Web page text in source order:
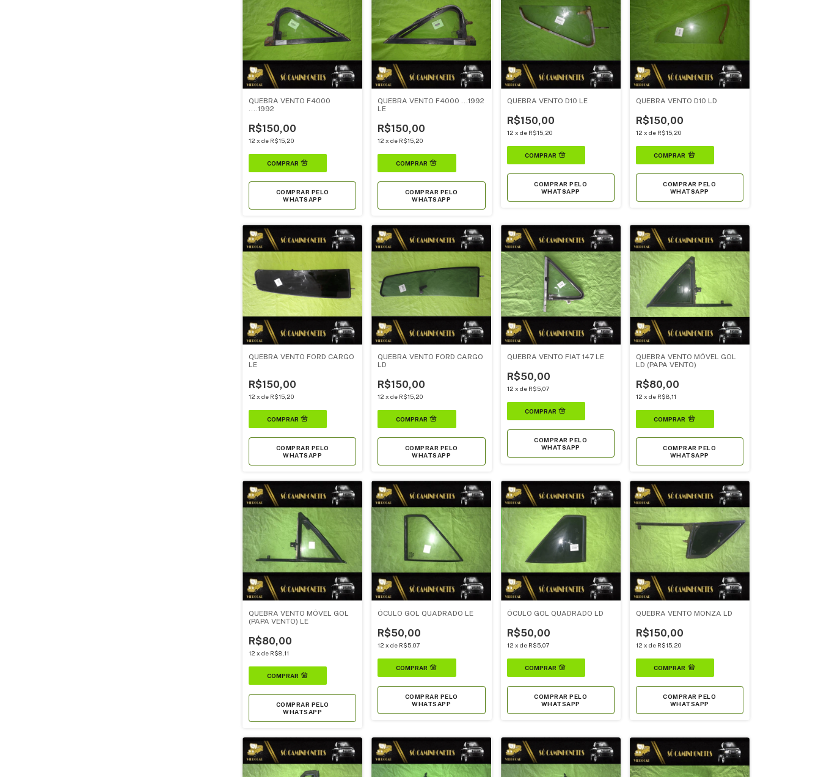
QUEBRA VENTO F4000
....1992
R$150,00
12 x de R$15,20
COMPRAR PELO
WHATSAPP
QUEBRA VENTO F4000 ...1992
LE
R$150,00
12 xde R$15,20
COMPRAR PELO
WHATSAPP
QUEBRA VENTO D10 LE
R$150,00
12 x de R$15,20
COMPRAR PELO
WHATSAPP
QUEBRA VENTO D10 LD
R$150,00
12 x de R$15,20
COMPRAR PELO
WHATSAPP
QUEBRA VENTO FORD CARGO
LE
R$150,00
12 x de R$15,20
COMPRAR PELO
WHATSAPP
QUEBRA VENTO FORD CARGO
LD
R$150,00
12 xde R$15,20
COMPRAR PELO
WHATSAPP
QUEBRA VENTO FIAT 147 LE
R$50,00
12 x de R$5,07
COMPRAR PELO
WHATSAPP
QUEBRA VENTO MÓVEL GOL
LD (PAPA VENTO)
R$80,00
12 x de R$8,11
COMPRAR PELO
WHATSAPP
QUEBRA VENTO MÓVEL GOL
(PAPA VENTO) LE
R$80,00
12 x de R$8,11
COMPRAR PELO
WHATSAPP
ÓCULO GOL QUADRADO LE
R$50,00
12 xde R$5,07
COMPRAR PELO
WHATSAPP
ÓCULO GOL QUADRADO LD
R$50,00
12 x de R$5,07
COMPRAR PELO
WHATSAPP
QUEBRA VENTO MONZA LD
R$150,00
12 x de R$15,20
COMPRAR PELO
WHATSAPP